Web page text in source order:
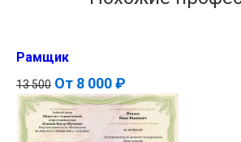
Рамщик
13 500 От 8 000 ₽